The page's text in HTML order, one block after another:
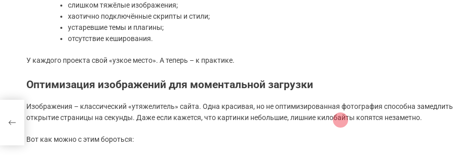
слишком тяжёлые изображения;
хаотично подключённые скрипты и стили;
устаревшие темы и плагины;
отсутствие кеширования.
У каждого проекта свой «узкое место». А теперь – к практике.
Оптимизация изображений для моментальной загрузки
Изображения – классический «утяжелитель» сайта. Одна красивая, но не оптимизированная фотография способна замедлить
открытие страницы на секунды. Даже если кажется, что картинки небольшие, лишние килобайты копятся незаметно.
Вот как можно с этим бороться: